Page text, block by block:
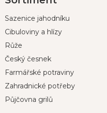
aSazenice jahodníku
Cibuloviny a hlízy
Růže
Český česnek
Farmářské potraviny
Zahradnické potřeby
Půjčovna grilů